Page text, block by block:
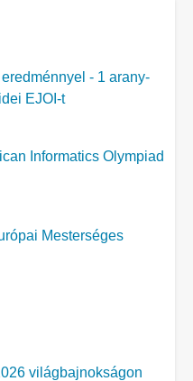
- 1 arany-
EJOI-t
Informatics Olympiad
Mesterséges
világbajnokságon